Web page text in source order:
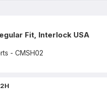
Fit, Interlock USA
- CMSH02